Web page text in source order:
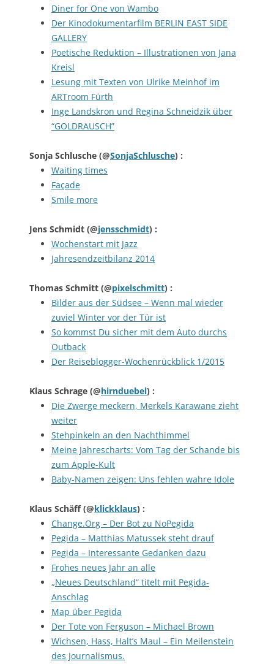
Diner for One von Wambo
Der Kinodokumentarfilm BERLIN EAST SIDE
GALLERY
Poetische Reduktion – Illustrationen von Jana
Kreisl
Lesung mit Texten von Ulrike Meinhof im
ARTroom Fürth
Inge Landskron und Regina Schneidzik über
“GOLDRAUSCH”
Sonja Schlusche (@SonjaSchlusche) :
Waiting times
Façade
Smile more
Jens Schmidt (@jensschmidt) :
Wochenstart mit Jazz
Jahresendzeitbilanz 2014
Thomas Schmitt (@pixelschmitt) :
Bilder aus der Südsee – Wenn mal wieder
zuviel Winter vor der Tür ist
So kommst Du sicher mit dem Auto durchs
Outback
Der Reiseblogger-Wochenrückblick 1/2015
Klaus Schrage (@hirnduebel) :
Die Zwerge meckern, Merkels Karawane zieht
weiter
Stehpinkeln an den Nachthimmel
Meine Jahrescharts: Vom Tag der Schande bis
zum Apple-Kult
Baby-Namen zeigen: Uns fehlen wahre Idole
Klaus Schäff(@klickklaus) :
Change.Org – Der Bot zu NoPegida
Pegida – Matthias Matussek steht drauf
Pegida – Interessante Gedanken dazu
Frohes neues Jahr an alle
„Neues Deutschland“ titelt mit Pegida-
Anschlag
Map über Pegida
Der Tote von Ferguson – Michael Brown
Wichsen, Hass, Halt’s Maul – Ein Meilenstein
des Journalismus.